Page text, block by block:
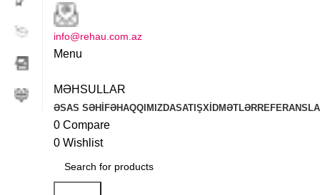
info@rehau.com.az
Menu
MƏHSULLAR
ƏSAS SƏHİFƏHAQQIMIZDASATIŞXİDMƏTLƏR
0 Compare
0 Wishlist